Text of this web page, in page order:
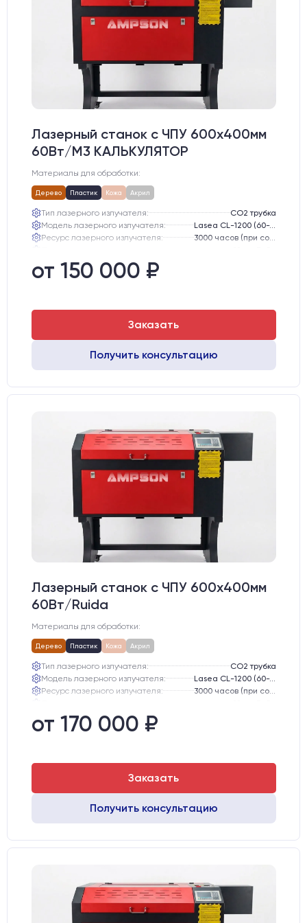
Лазерный станок c ЧПУ 600х400мм
60Вт/М3 КАЛЬКУЛЯТОР
Материалы для обработки:
Дерево Пластик Кожа Акрил
Тип лазерного излучателя:
СО2 трубка
Модель лазерного излучателя:
Lasea CL-1200 (60-75 Вт)
Ресурс лазерного излучателя:
3000 часов (при соблюдении условий эксплуатации)
Зеркала:
Интерфейс подключения станка к ПК:
от 150 000 ₽
Заказать
Получить консультацию
Лазерный станок c ЧПУ 600х400мм
60Вт/Ruida
Материалы для обработки:
Дерево Пластик Кожа Акрил
Тип лазерного излучателя:
СО2 трубка
Модель лазерного излучателя:
Lasea CL-1200 (60-75 Вт)
Ресурс лазерного излучателя:
3000 часов (при соблюдении условий эксплуатации)
Зеркала:
Интерфейс подключения станка к ПК:
от 170 000 ₽
Заказать
Получить консультацию